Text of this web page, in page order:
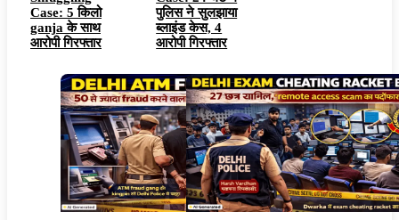
Case: 5 किलो
ganja के साथ
आरोपी गिरफ्तार
पुलिस ने सुलझाया
ब्लाइंड केस, 4
आरोपी गिरफ्तार